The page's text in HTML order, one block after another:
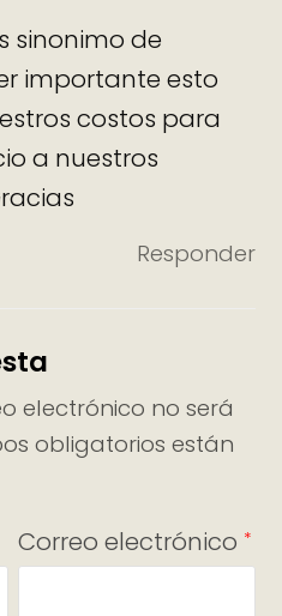
sinonimo de
importante esto
costos para
a nuestros
Responder
electrónico no será
obligatorios están
Correo electrónico *